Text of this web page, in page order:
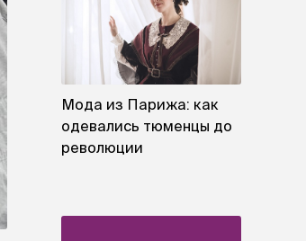
Мода из Парижа: как
одевались тюменцы до
революции